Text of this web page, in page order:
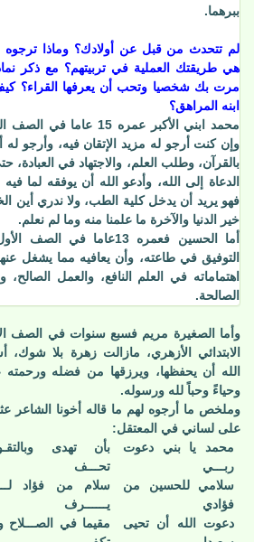
ببرهما.
لم تتحدث من قبل عن أولادك؟ وماذا ترجوه
هي طريقتك العملية في تربيتهم؟ مع ذكر
مرت بك شخصيا وتحب أن يعرفها القراء؟
ابنه المراهق؟
محمد ابني الأكبر عمره 15
وإن كنت أرجو له مزيد الإتقان فيه، وأرجو له
بالقرآن، وطلب العلم، والاجتهاد في العبادة،
الدعاة إلى الله، وأدعو الله أن يوفقه لما
فهو يريد أن يدخل كلية الطب، ولا ندري أين
خير الدنيا والآخرة ما علمنا منه وما لم نعلم.
أما الحسين فعمره 13عاما في
التوفيق في طاعته، وأن يعافيه مما يشغل
اهتماماته في العلم النافع، والعمل الصالح،
الصالحة.
وأما الصغيرة مريم فسبع سنوات في الصف
الابتدائي الأزهري، مازالت زهرة بلا شوك،
الله أن يحفظها، ويرزقها من فضله ورحمته
وحياءً وحباً لله ورسوله.
وملخص ما أرجوه لهم ما قاله أخونا الشاعر
على لساني في المعتقل:
محمد يا بني دعوت
ربـــي
بأن تهدى
تحـــف
سلامي للحسين من
فؤادي
سلام من فؤاد
يــــــرف
دعوت الله أن تحيى
مقيما في الصـــلاح